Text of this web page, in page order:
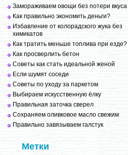
Замораживаем овощи без потери вкуса
Как правильно экономить деньги?
Избавление от колорадского жука без
химикатов
Как тратить меньше топлива при езде?
Как просверлить бетон
Советы как стать идеальной женой
Если шумят соседи
Советы по уходу за паркетом
Выбираем искусственную ёлку
Правильная заточка сверел
Сохраняем оливковое масло свежим
Правильно завязываем галстук
Метки